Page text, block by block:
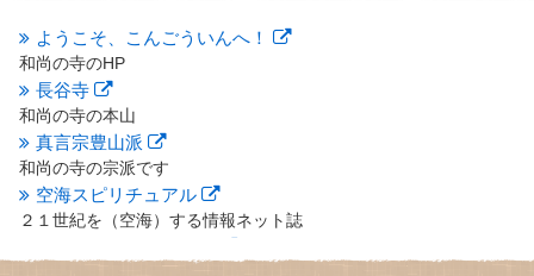
2012年8月
(9)
2012年7月(10)
2012年6月
2012年5月(16)
2012年4月 (16)
2012年3月(17)
2012年2月(20)
2012年1月(25)
2011年11月(28)
ようこそ、こんごういんへ！
和尚の寺のHP
長谷寺
和尚の寺の本山
真言宗豊山派
和尚の寺の宗派です
空海スピリチュアル
２１世紀を（空海）する情報ネット誌
地域のライターさんです